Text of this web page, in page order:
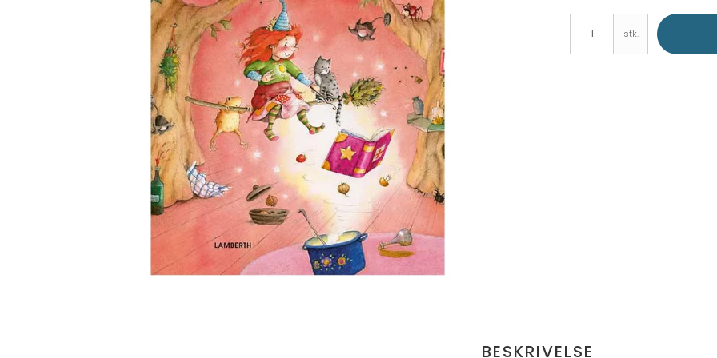
Biler og maskiner
Bøger med flapper
Billedordbøger
Findebøger
Fodbold
Heste
Vilde dyr
Kontrastbøger
stk.
BESKRIVELSE